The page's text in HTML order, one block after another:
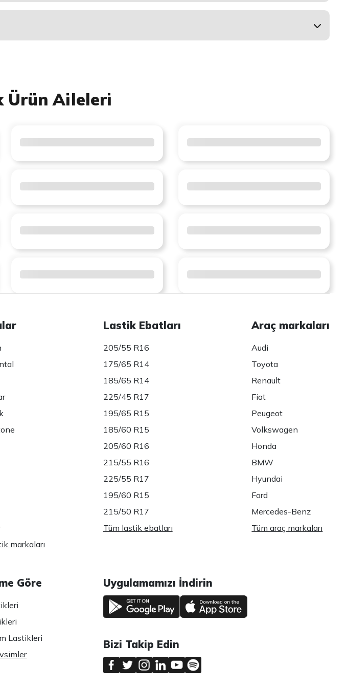
Ürün Aileleri
markaları
Lastik Ebatları
205/55 R16
175/65 R14
185/65 R14
225/45 R17
195/65 R15
185/60 R15
205/60 R16
215/55 R16
225/55 R17
195/60 R15
215/50 R17
Tüm lastik ebatları
Araç markaları
Audi
Toyota
Renault
Fiat
Peugeot
Volkswagen
Honda
BMW
Hyundai
Ford
Mercedes-Benz
Tüm araç markaları
Göre
Lastikleri
Uygulamamızı İndirin
Bizi Takip Edin